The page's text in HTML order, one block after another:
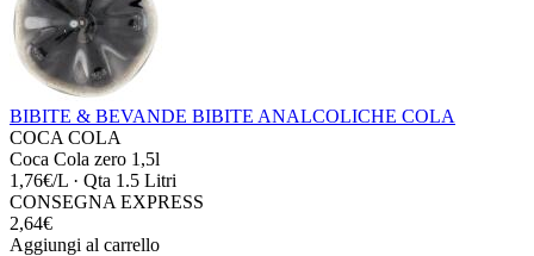
BIBITE & BEVANDE BIBITE ANALCOLICHE COLA
COCA COLA
Coca Cola zero 1,5l
1,76€/L · Qta 1.5 Litri
CONSEGNA EXPRESS
2,64€
Aggiungi al carrello